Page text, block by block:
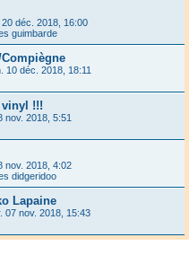
20 déc. 2018, 16:00
guimbarde
10 déc. 2018, 18:11
vinyl !!!
nov. 2018, 5:51
nov. 2018, 4:02
didgeridoo
Lapaine
07 nov. 2018, 15:43